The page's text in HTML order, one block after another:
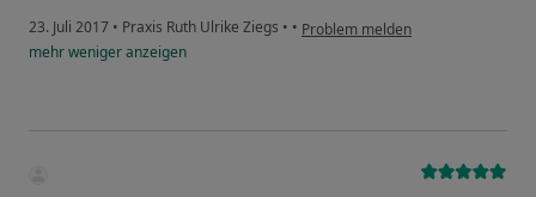
23. Juli 2017 • Praxis Ruth Ulrike Ziegs • • Problem melden
mehrwenigeranzeigen